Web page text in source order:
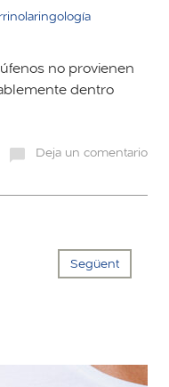
no provienen
dentro
Deja un comentario
Següent